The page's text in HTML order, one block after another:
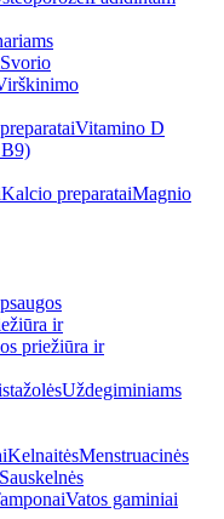
Svorio
Vitamino D
Kalcio preparataiMagnio
ir
priežiūra ir
Uždegiminiams
KelnaitėsMenstruacinės
Sauskelnės
Vatos gaminiai